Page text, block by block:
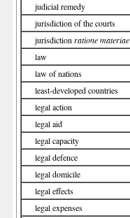
judicial remedy
jurisdiction of the courts
jurisdiction ratione materiae
law
law of nations
least-developed countries
legal action
legal aid
legal capacity
legal defence
legal domicile
legal effects
legal expenses